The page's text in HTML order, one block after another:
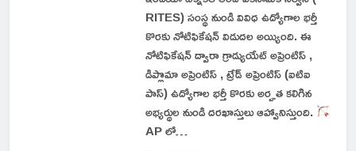
RITES) సంస్థ నుండి వివిధ ఉద్యోగాల భర్తీ
కొరకు నోటిఫికేషన్ విడుదల అయ్యింది. ఈ
నోటిఫికేషన్ ద్వారా గ్రాడ్యుయేట్ అప్రెంటిస్ ,
డిప్లొమా అప్రెంటిస్ , ట్రేడ్ అప్రెంటిస్ (ఐటిఐ
పాస్) ఉద్యోగాల భర్తీ కొరకు అర్హత కలిగిన
అభ్యర్థుల నుండి దరఖాస్తులు ఆహ్వానిస్తుంది.
AP లో…